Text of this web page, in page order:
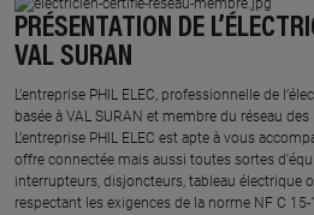
PRÉSENTATION DE
VAL SURAN
L’entreprise PHIL ELEC, professionnelle de
basée à VAL SURAN et membre du réseau
L’entreprise PHIL ELEC est apte à vous
offre connectée mais aussi toutes sortes
interrupteurs, disjoncteurs, tableau électrique
respectant les exigences de la norme NF C